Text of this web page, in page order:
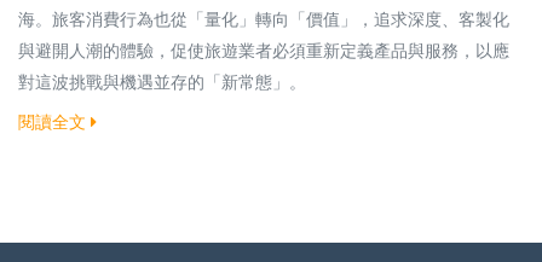
海。旅客消費行為也從「量化」轉向「價值」，追求深度、客製化
與避開人潮的體驗，促使旅遊業者必須重新定義產品與服務，以應
對這波挑戰與機遇並存的「新常態」。
閱讀全文